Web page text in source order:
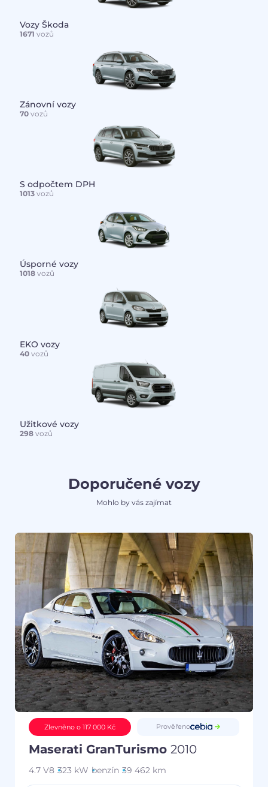
Vozy Škoda
1671 vozů
Zánovní vozy
70vozů
S odpočtem DPH
1013vozů
Úsporné vozy
1018vozů
EKO vozy
40vozů
Užitkové vozy
298vozů
Doporučené vozy
Mohlo by vás zajímat
Zlevněno o 117 000 Kč Prověřeno
Maserati GranTurismo 2010
4.7 V8 323 kW benzín 39 462 km